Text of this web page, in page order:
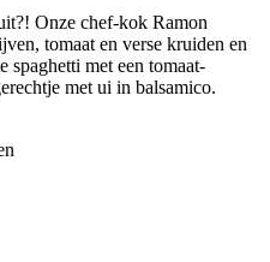
Onze chef-kok Ramon
tomaat en verse kruiden en
spaghetti met een tomaat-
met ui in balsamico.